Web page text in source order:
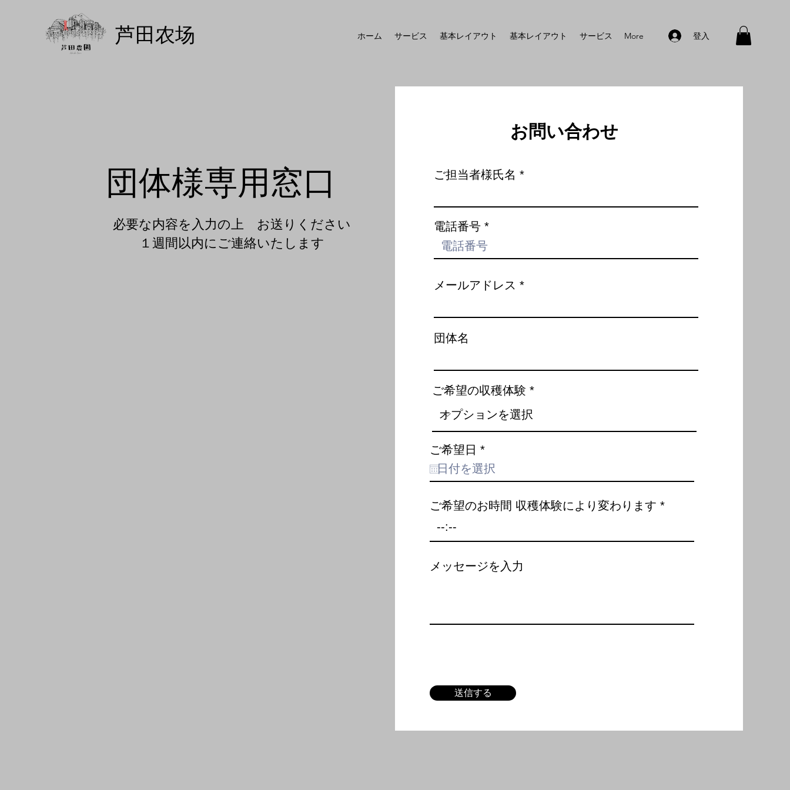
芦田农场 ホーム サービス 基本レイアウト 基本レイアウト サービス More 登入
​団体様専用窓口
必要な内容を入力の上 お送りください
​１週間以内にご連絡いたします
お問い合わせ
ご担当者様氏名
電話番号
メールアドレス
団体名
ご希望の収穫体験
ご希望日 *r
e
q
u
r
ご希望のお時間 収穫体験により変わります
メッセージを入力
送信する